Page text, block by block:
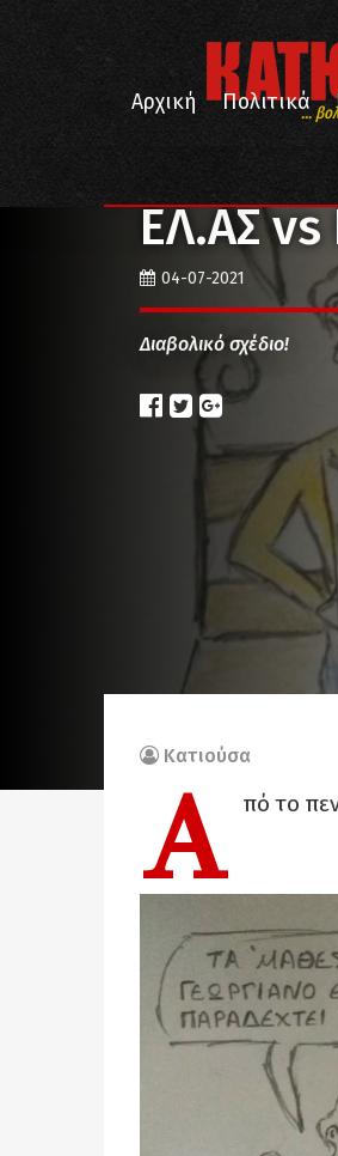
...
Αρχική
Πολιτικά
Σκίτσα
ΕΛ.ΑΣ vs
04-07-2021
Διαβολικό σχέδιο!
Κατιούσα
Α πό το